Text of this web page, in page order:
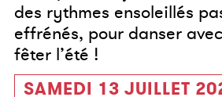
des rythmes ensoleillés
effrénés, pour danser
fêter l’été !
SAMEDI 13 JUILLET